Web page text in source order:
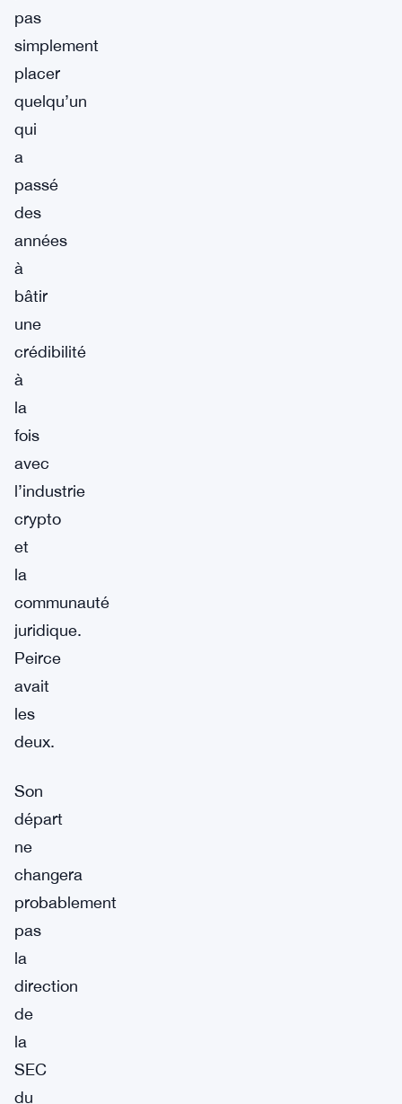
pas
simplement
placer
quelqu’un
qui
a
passé
des
années
à
bâtir
une
crédibilité
à
la
fois
avec
l’industrie
crypto
et
la
communauté
juridique.
Peirce
avait
les
deux.
Son
départ
ne
changera
probablement
pas
la
direction
de
la
SEC
du